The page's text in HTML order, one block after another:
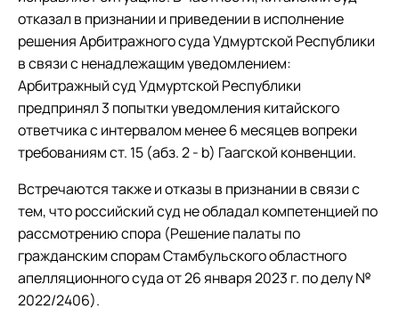
отказал в признании и приведении в исполнение
решения Арбитражного суда Удмуртской Республики
в связи с ненадлежащим уведомлением:
Арбитражный суд Удмуртской Республики
предпринял 3 попытки уведомления китайского
ответчика с интервалом менее 6 месяцев вопреки
требованиям ст. 15 (абз. 2 - b) Гаагской конвенции.
Встречаются также и отказы в признании в связи с
тем, что российский суд не обладал компетенцией по
рассмотрению спора (Решение палаты по
гражданским спорам Стамбульского областного
апелляционного суда от 26 января 2023 г. по делу №
2022/2406).